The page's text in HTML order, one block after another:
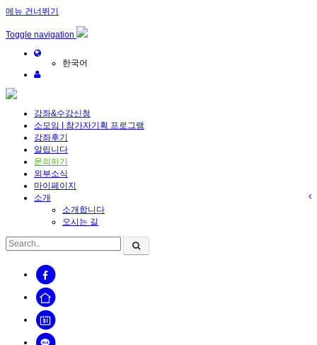
메뉴 건너뛰기
Toggle navigation
한국어
강좌&수강신청
소모임 | 참가자기획 프로그램
강좌후기
알립니다
문의하기
외부소식
마이페이지
소개
소개합니다
오시는 길
Sketchbook5, 스케치북5
Sketchbook5, 스케치북5